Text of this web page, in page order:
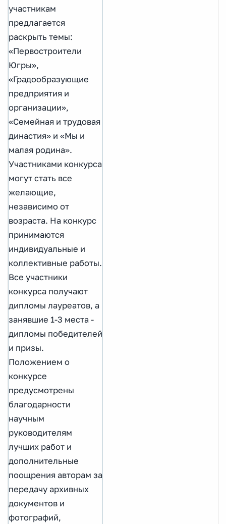
участникам
предлагается
раскрыть темы:
«Первостроители
Югры»,
«Градообразующие
предприятия и
организации»,
«Семейная и трудовая
династия» и «Мы и
малая родина».
Участниками конкурса
могут стать все
желающие,
независимо от
возраста. На конкурс
принимаются
индивидуальные и
коллективные работы.
Все участники
конкурса получают
дипломы лауреатов, а
занявшие 1-3 места -
дипломы победителей
и призы.
Положением о
конкурсе
предусмотрены
благодарности
научным
руководителям
лучших работ и
дополнительные
поощрения авторам за
передачу архивных
документов и
фотографий,